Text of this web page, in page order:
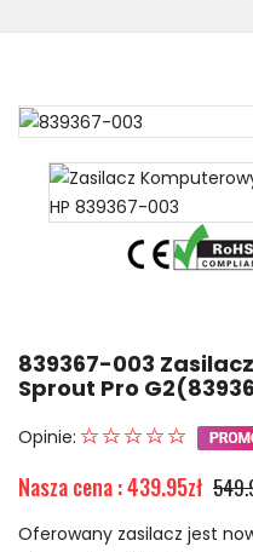
839367-003
Sprout Pro
Opinie:
Nasza cena : 439.95zł
Oferowany zasilacz jest